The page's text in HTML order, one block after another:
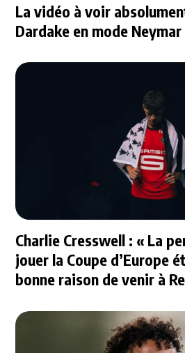
La vidéo à voir
Dardake en mode
Charlie Cresswell : « La
jouer la Coupe d’Europe
bonne raison de venir à